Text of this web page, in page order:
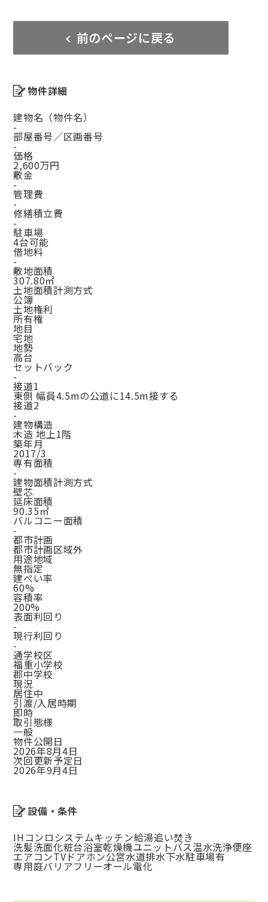
前のページに戻る
物件詳細
建物名（物件名）
-
部屋番号／区画番号
-
価格
2,600万円
敷金
-
管理費
-
修繕積立費
-
駐車場
4台可能
借地料
-
敷地面積
307.80㎡
土地面積計測方式
公簿
土地権利
所有権
地目
宅地
地勢
高台
セットバック
-
接道1
東側 幅員4.5mの公道に14.5m接する
接道2
-
建物構造
木造 地上1階
築年月
2017/3
専有面積
-
建物面積計測方式
壁芯
延床面積
90.35㎡
バルコニー面積
-
都市計画
都市計画区域外
用途地域
無指定
建ぺい率
60%
容積率
200%
表面利回り
-
現行利回り
-
通学校区
福重小学校
郡中学校
現況
居住中
引渡/入居時期
即時
取引態様
一般
物件公開日
2026年8月4日
次回更新予定日
2026年9月4日
設備・条件
IHコンロ システムキッチン給湯追い焚き
洗髪洗面化粧台浴室乾燥機ユニットバス温水洗浄便座
エアコンTVドアホン公営水道排水下水駐車場有
専用庭バリアフリーオール電化